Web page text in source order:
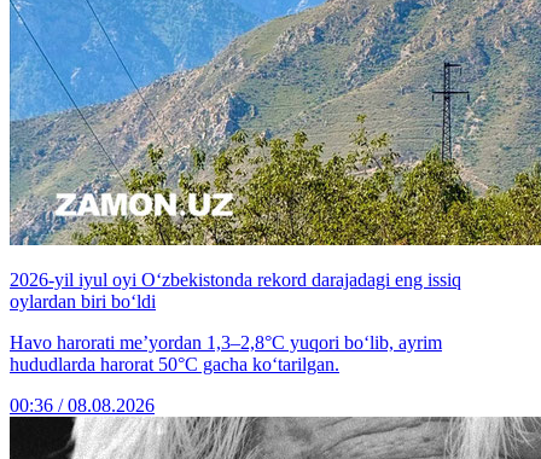
2026-yil iyul oyi O‘zbekistonda rekord darajadagi eng issiq
oylardan biri bo‘ldi
Havo harorati me’yordan 1,3–2,8°C yuqori bo‘lib, ayrim
hududlarda harorat 50°C gacha ko‘tarilgan.
00:36 / 08.08.2026